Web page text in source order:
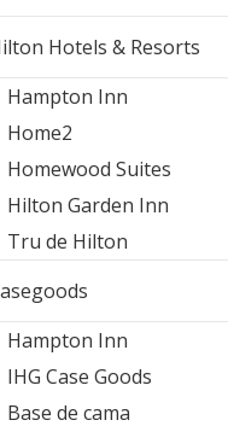
Hotels & Resorts
Hampton Inn
Home2
Homewood Suites
Hilton Garden Inn
Tru de Hilton
Hampton Inn
IHG Case Goods
Base de cama